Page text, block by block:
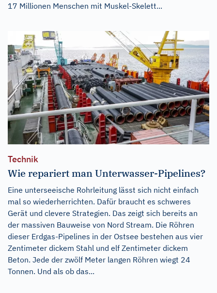
17 Millionen Menschen mit Muskel-Skelett...
Technik
Wie repariert man Unterwasser-Pipelines?
Eine unterseeische Rohrleitung lässt sich nicht einfach
mal so wiederherrichten. Dafür braucht es schweres
Gerät und clevere Strategien. Das zeigt sich bereits an
der massiven Bauweise von Nord Stream. Die Röhren
dieser Erdgas-Pipelines in der Ostsee bestehen aus vier
Zentimeter dickem Stahl und elf Zentimeter dickem
Beton. Jede der zwölf Meter langen Röhren wiegt 24
Tonnen. Und als ob das...